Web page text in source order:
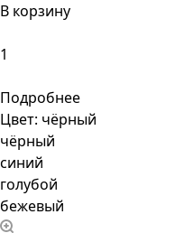
В корзину
Подробнее
Цвет: чёрный
чёрный
синий
голубой
бежевый